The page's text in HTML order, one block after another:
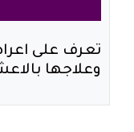
تعرف على
وعلاجها